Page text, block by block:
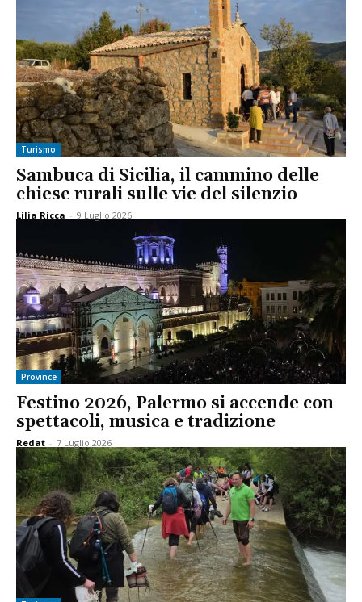
Turismo
Sambuca di Sicilia, il cammino delle
chiese rurali sulle vie del silenzio
Lilia Ricca - 9 Luglio 2026
Province
Festino 2026, Palermo si accende con
spettacoli, musica e tradizione
Redat - 7 Luglio 2026